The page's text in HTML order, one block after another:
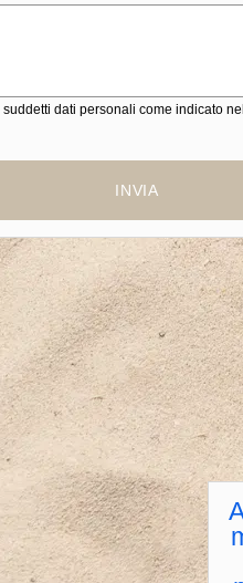
dati personali come indicato
INVIA